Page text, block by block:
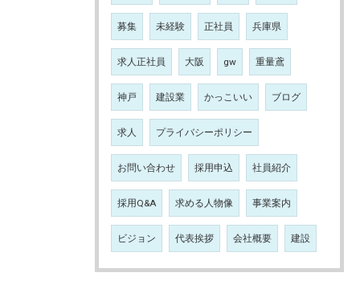
募集 未経験 正社員 兵庫県
求人正社員 大阪 gw 重量鳶
神戸 建設業 かっこいい ブログ
求人 プライバシーポリシー
お問い合わせ 採用申込 社員紹介
採用Q&A 求める人物像 事業案内
ビジョン 代表挨拶 会社概要 建設